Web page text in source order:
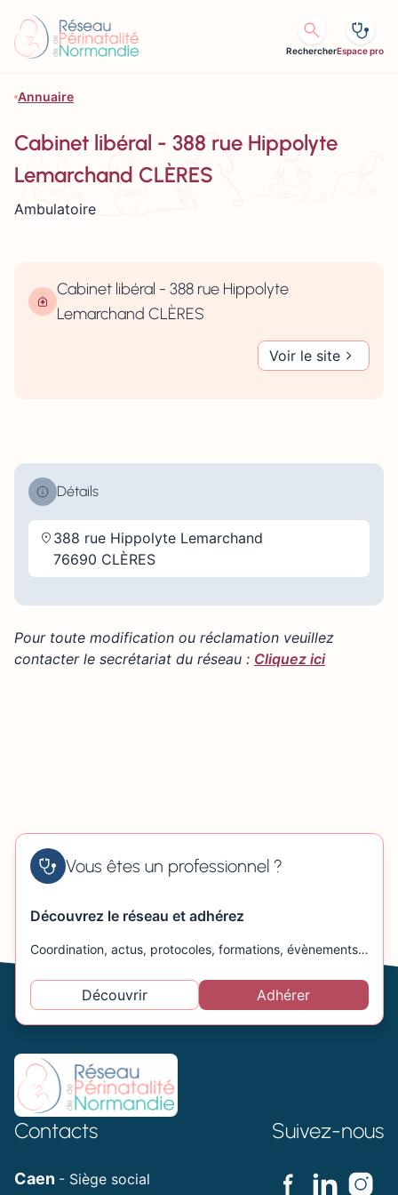
RechercherEspace pro
Annuaire
Cabinet libéral - 388 rue Hippolyte
Lemarchand CLÈRES
Ambulatoire
Cabinet libéral - 388 rue Hippolyte
Lemarchand CLÈRES
Voir le site
Détails
388 rue Hippolyte Lemarchand
76690 CLÈRES
Pour toute modification ou réclamation veuillez
contacter le secrétariat du réseau : Cliquez ici
Vous êtes un professionnel ?
Découvrez le réseau et adhérez
Coordination, actus, protocoles, formations, évènements…
Découvrir Adhérer
Contacts
Caen - Siège social
Suivez-nous